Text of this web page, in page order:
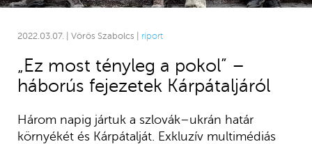
2022.03.07. | Vörös Szabolcs | riport
„Ez most tényleg a pokol” –
háborús fejezetek Kárpátaljáról
Három napig jártuk a szlovák–ukrán határ
környékét és Kárpátalját. Exkluzív multimédiás